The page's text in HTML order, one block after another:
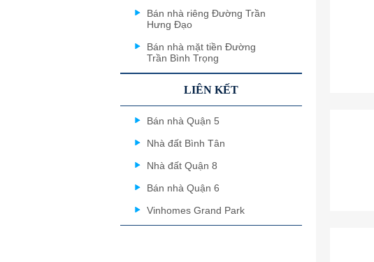
Bán nhà riêng Đường Trần
Hưng Đạo
Bán nhà mặt tiền Đường
Trần Bình Trọng
LIÊN KẾT
Bán nhà Quận 5
Nhà đất Bình Tân
Nhà đất Quận 8
Bán nhà Quận 6
Vinhomes Grand Park